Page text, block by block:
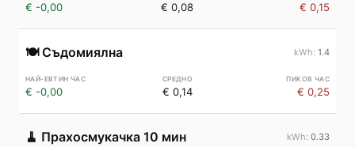
€ -0,00 € 0,08 € 0,15
🍽️ Съдомиялна 1.4
€ -0,00 € 0,14 € 0,25
🧹 Прахосмукачка 10 мин 0.33